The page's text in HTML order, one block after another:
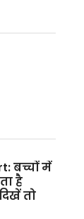
बच्चों में
है
तो